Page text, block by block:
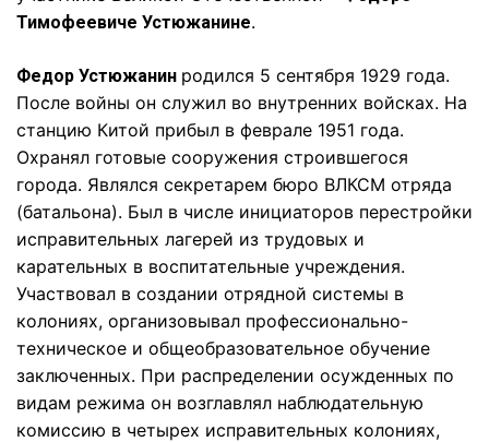
Тимофеевиче Устюжанине.
Федор Устюжанин родился 5 сентября 1929 года.
После войны он служил во внутренних войсках. На
станцию Китой прибыл в феврале 1951 года.
Охранял готовые сооружения строившегося
города. Являлся секретарем бюро ВЛКСМ отряда
(батальона). Был в числе инициаторов перестройки
исправительных лагерей из трудовых и
карательных в воспитательные учреждения.
Участвовал в создании отрядной системы в
колониях, организовывал профессионально-
техническое и общеобразовательное обучение
заключенных. При распределении осужденных по
видам режима он возглавлял наблюдательную
комиссию в четырех исправительных колониях,